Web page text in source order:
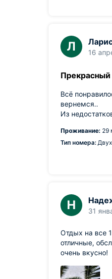
Л 16
Всё
вернемся..
Из
Проживание: 29
Тип номера:
Н 31
Отдых на все
отличные,
очень вкусно!